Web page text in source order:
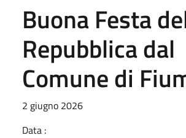
Buona Festa
Repubblica dal
Comune di
2 giugno 2026
Data :